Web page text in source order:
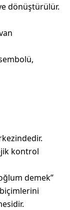
dönüştürülür.
kontrol
demek”